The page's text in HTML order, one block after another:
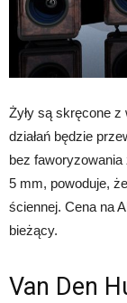
Żyły są skręcone
działań będzie
bez
5 mm, powoduje,
ściennej. Cena na
bieżący.
Van Den